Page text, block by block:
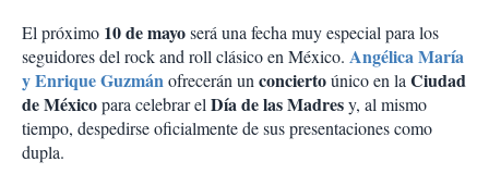
El próximo 10 de mayoserá una fecha muy especial para los
seguidores del rock and roll clásico en México. Angélica María
y Enrique Guzmánofrecerán unconciertoúnico en laCiudad
de Méxicopara celebrar elDía de las Madresy, al mismo
tiempo, despedirse oficialmente de sus presentaciones como
dupla.